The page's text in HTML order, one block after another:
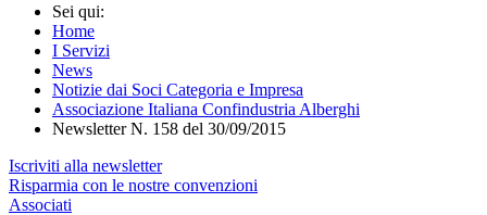
Sei qui:
Home
I Servizi
News
Notizie dai Soci Categoria e Impresa
Associazione Italiana Confindustria Alberghi
Newsletter N. 158 del 30/09/2015
Iscriviti alla newsletter
Risparmia con le nostre convenzioni
Associati